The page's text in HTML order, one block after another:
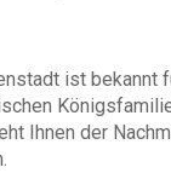
ist bekannt
Ihnen der